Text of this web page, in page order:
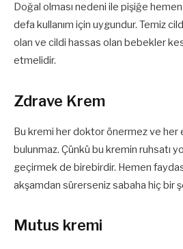
Doğal olması nedeni ile pişiğe
defa kullanım için uygundur. Temiz
olan ve cildi hassas olan bebekler
etmelidir.
Zdrave Krem
Bu kremi her doktor önermez ve her
bulunmaz. Çünkü bu kremin ruhsatı
geçirmek de birebirdir. Hemen
akşamdan sürerseniz sabaha hiç bir
Mutus kremi